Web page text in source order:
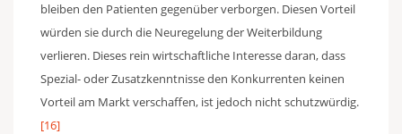
bleiben den Patienten gegenüber verborgen. Diesen Vorteil
würden sie durch die Neuregelung der Weiterbildung
verlieren. Dieses rein wirtschaftliche Interesse daran, dass
Spezial- oder Zusatzkenntnisse den Konkurrenten keinen
Vorteil am Markt verschaffen, ist jedoch nicht schutzwürdig.
[16]